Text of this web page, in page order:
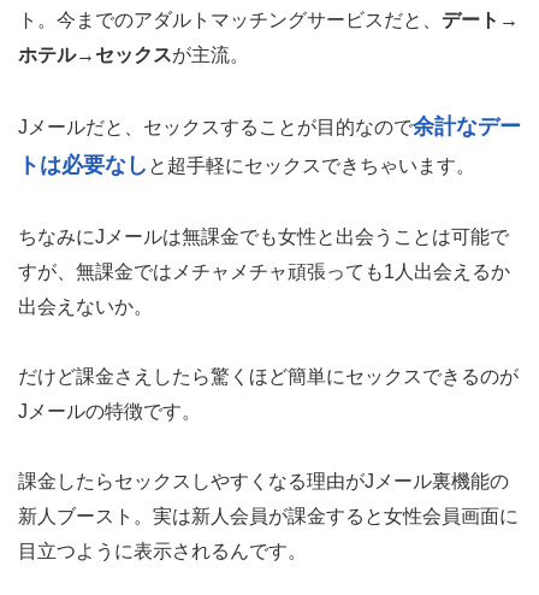
ト。今までのアダルトマッチングサービスだと、 デート→
ホテル→セックスが主流。
Jメールだと、セックスすることが目的なので余計なデー
トは必要なし と超手軽にセックスできちゃいます。
ちなみにJメールは無課金でも女性と出会うことは可能で
すが、無課金ではメチャメチャ頑張っても1人出会えるか
出会えないか。
だけど課金さえしたら驚くほど簡単にセックスできるのが
Jメールの特徴です。
課金したらセックスしやすくなる理由がJメール裏機能の
新人ブースト。実は新人会員が課金すると女性会員画面に
目立つように表示されるんです。